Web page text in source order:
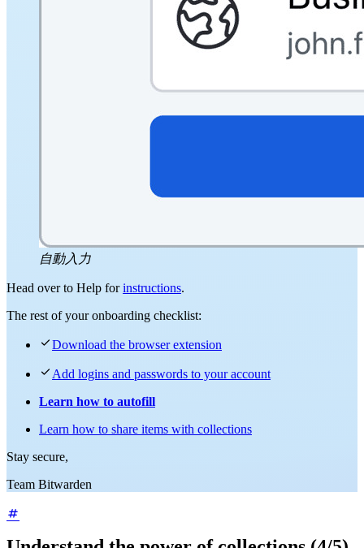
自動入力
Head over to Help forinstructions.
The rest of your onboarding checklist:
Download the browser extension
 Add logins and passwords to your account
Learn how to autofill
Learn how to share items with collections
Stay secure,
Team Bitwarden